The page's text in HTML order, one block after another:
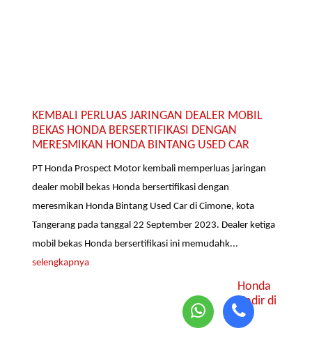
KEMBALI PERLUAS JARINGAN DEALER MOBIL
BEKAS HONDA BERSERTIFIKASI DENGAN
MERESMIKAN HONDA BINTANG USED CAR
PT Honda Prospect Motor kembali memperluas jaringan
dealer mobil bekas Honda bersertifikasi dengan
meresmikan Honda Bintang Used Car di Cimone, kota
Tangerang pada tanggal 22 September 2023. Dealer ketiga
mobil bekas Honda bersertifikasi ini memudahk...
selengkapnya
Honda
Hadir di